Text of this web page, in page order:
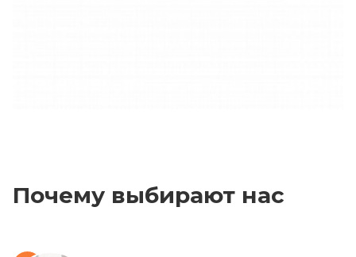
Почему выбирают нас